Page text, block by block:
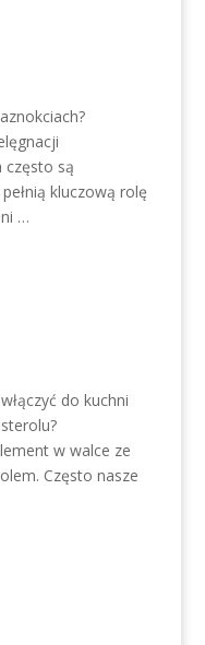
często są
kluczową rolę
…
do kuchni
w walce ze
Często nasze